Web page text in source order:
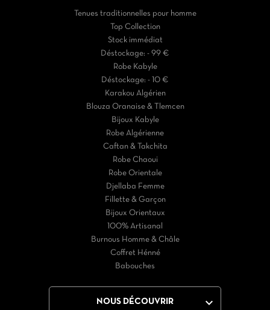
Tenues traditionnelles pour homme
Top Collection
Stock immédiat
Déstockage: - 99 €
Robe Kabyle
Déstockage: - 10 €
Karakou Algérien
Blouza Oranaise & Tlemcen
Bijoux Kabyle
Robe Algérienne
Caftan & Takchita
Robe Chaoui
Robe Orientale
Djellaba Femme
Fillette & Garçon
Bijoux Orientaux
100% Artisanal
Burnous Homme & Châle
Coffret Hénné
Babouches
NOUS DÉCOUVRIR 